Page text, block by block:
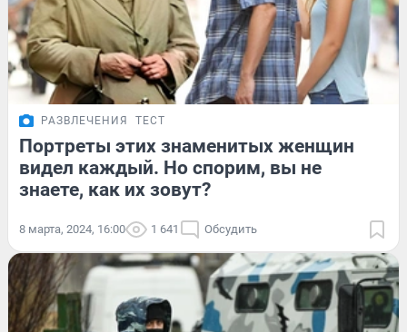
РАЗВЛЕЧЕНИЯ ТЕСТ
Портреты этих знаменитых женщин
видел каждый. Но спорим, вы не
знаете, как их зовут?
8 марта, 2024, 16:00 1 641 Обсудить